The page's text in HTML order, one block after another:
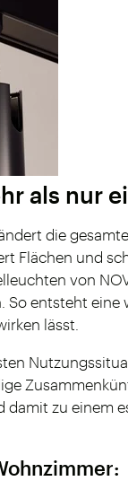
als nur
die
Flächen und
von
So entsteht eine
lässt.
zu einem